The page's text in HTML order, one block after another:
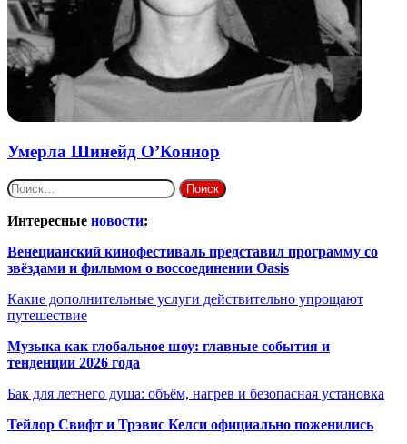
Умерла Шинейд О’Коннор
Найти:
Интересные новости:
Венецианский кинофестиваль представил программу со
звёздами и фильмом о воссоединении Oasis
Какие дополнительные услуги действительно упрощают
путешествие
Музыка как глобальное шоу: главные события и
тенденции 2026 года
Бак для летнего душа: объём, нагрев и безопасная установка
Тейлор Свифт и Трэвис Келси официально поженились